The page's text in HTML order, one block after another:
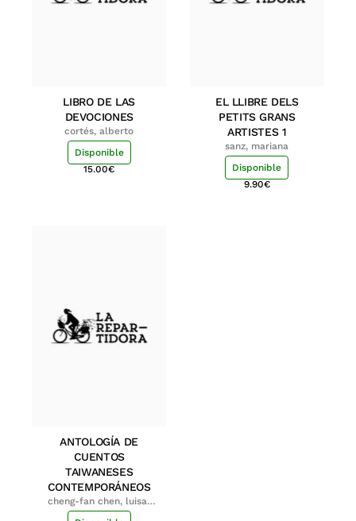
LIBRO DE LAS
DEVOCIONES
cortés, alberto
Disponible
15.00€
EL LLIBRE DELS
PETITS GRANS
ARTISTES 1
sanz, mariana
Disponible
9.90€
ANTOLOGÍA DE
CUENTOS
TAIWANESES
CONTEMPORÁNEOS
cheng-fan chen, luisa;
shu-ying chang, luisa